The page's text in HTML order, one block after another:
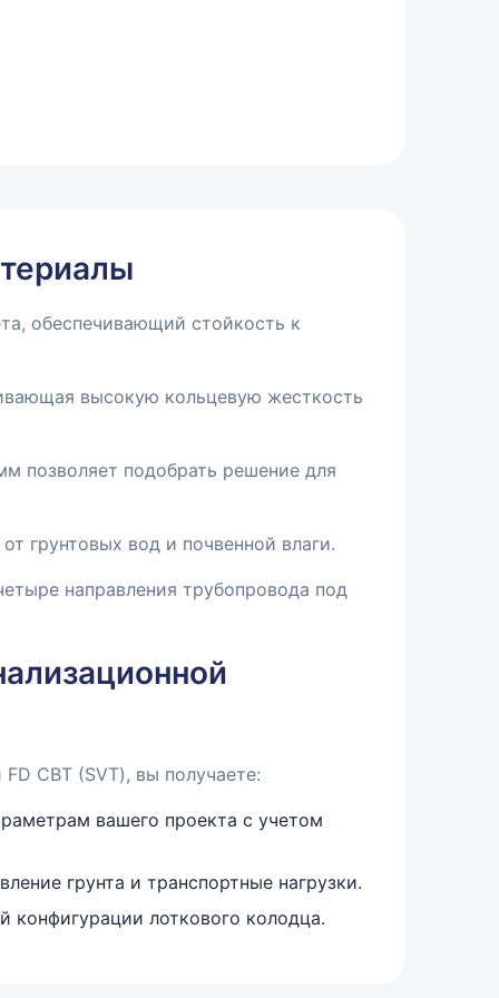
обеспечивающий стойкость к
высокую кольцевую жесткость
позволяет подобрать решение для
грунтовых вод и почвенной влаги.
направления трубопровода под
СВТ (SVT), вы получаете:
вашего проекта с учетом
грунта и транспортные нагрузки.
лоткового колодца.